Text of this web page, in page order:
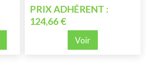
PRIX ADHÉRENT :
124,66 €
Voir